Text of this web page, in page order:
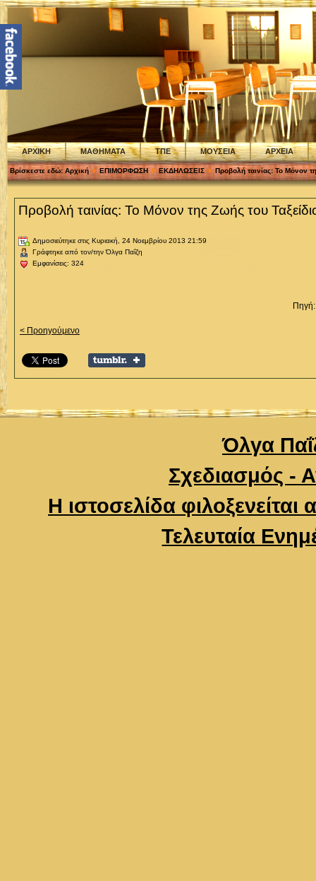
ΑΡΧΙΚΗ ΜΑΘΗΜΑΤΑ ΤΠΕ ΜΟΥΣΕΙΑ ΑΡΧΕΙΑ
Βρίσκεστε εδώ: Αρχική ΕΠΙΜΟΡΦΩΣΗ ΕΚΔΗΛΩΣΕΙΣ Προβολή ταινίας: Το Μόνον
Προβολή ταινίας: Το Μόνον της Ζωής του
Δημοσιεύτηκε στις Κυριακή, 24 Νοεμβρίου 2013 21:59
Γράφτηκε από τον/την Όλγα Παΐζη
Εμφανίσεις: 324
Πηγή:
< Προηγούμενο
Όλγα
Σχεδιασμός -
Η ιστοσελίδα
Τελευταία